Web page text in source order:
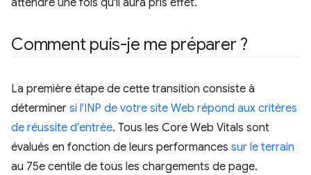
attendre une fois qu'il aura pris effet.
Comment puis-je me préparer ?
La première étape de cette transition consiste à
déterminer si l'INP de votre site Web répond aux critères
de réussite d'entrée. Tous les Core Web Vitals sont
évalués en fonction de leurs performances sur le terrain
au 75e centile de tous les chargements de page.